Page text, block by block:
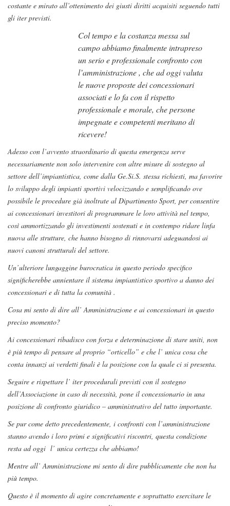
costante e mirato all’ottenimento dei giusti diritti acquisiti seguendo tutti
gli iter previsti.
Col tempo e la costanza messa sul
campo abbiamo finalmente intrapreso
un serio e professionale confronto con
l’amministrazione , che ad oggi valuta
le nuove proposte dei concessionari
associati e lo fa con il rispetto
professionale e morale, che persone
impegnate e competenti meritano di
ricevere!
Adesso con l’avvento straordinario di questa emergenza serve
necessariamente non solo intervenire con altre misure di sostegno al
settore dell’impiantistica, come dalla Ge.Si.S. stessa richiesti, ma favorire
lo sviluppo degli impianti sportivi velocizzando e semplificando ove
possibile le procedure già inoltrate al Dipartimento Sport, per consentire
ai concessionari investitori di programmare le loro attività nel tempo,
così ammortizzando gli investimenti sostenuti e in contempo ridare linfa
nuova alle strutture, che hanno bisogno di rinnovarsi adeguandosi ai
nuovi canoni strutturali del settore.
Un’ulteriore lungaggine burocratica in questo periodo specifico
significherebbe annientare il sistema impiantistico sportivo a danno dei
concessionari e di tutta la comunità .
Cosa mi sento di dire all’ Amministrazione e ai concessionari in questo
preciso momento?
Ai concessionari ribadisco con forza e determinazione di stare uniti, non
è più tempo di pensare al proprio “orticello” e che l’ unica cosa che
conta innanzi ai verdetti finali è la posizione con la quale ci si presenta.
Seguire e rispettare l’ iter procedurali previsti con il sostegno
dell’Associazione in caso di necessità, pone il concessionario in una
posizione di confronto giuridico – amministrativo del tutto importante.
Se pur come detto precedentemente, i confronti con l’amministrazione
stanno avendo i loro primi e significativi riscontri, questa condizione
resta ad oggi l’ unica certezza che abbiamo!
Mentre all’ Amministrazione mi sento di dire pubblicamente che non ha
più tempo.
Questo è il momento di agire concretamente e soprattutto esercitare le